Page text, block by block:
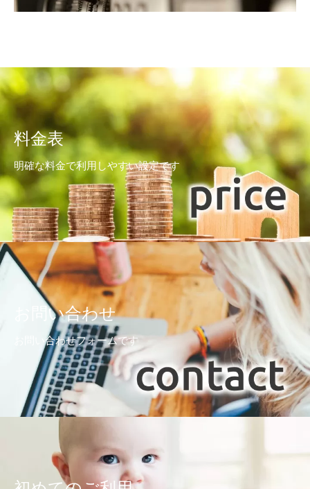
料金表
明確な料金で利用しやすい設定です
お問い合わせ
お問い合わせフォームです